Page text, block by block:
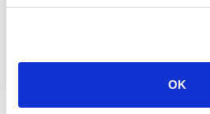
OK
Tao, deux joyaux du golfe de
relie la vibrante fête de la pleine lune à
Comment se rendre à Koh Tao